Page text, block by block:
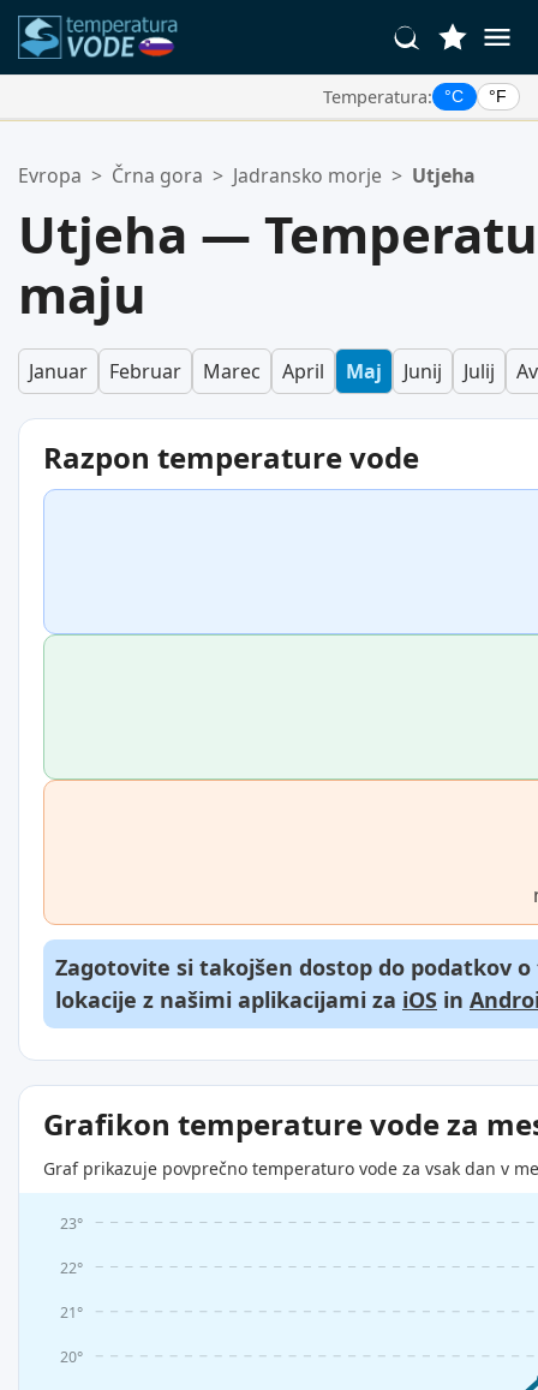
Temperatura: °C °F
Vaš seznam priljubljenih je prazen.
Evropa > Črna gora > Jadransko morje > Utjeha
Utjeha —
maju
Januar Februar Marec April Maj Junij Julij
Razpon temperature vode
Zagotovite si takojšen dostop do podatkov
lokacije z našimi aplikacijami za iOS in
Grafikon temperature vode za
Graf prikazuje povprečno temperaturo vode za vsak dan v
20°
21°
22°
23°